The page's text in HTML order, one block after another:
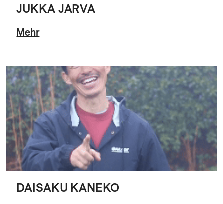
JUKKA JARVA
Mehr
DAISAKU KANEKO